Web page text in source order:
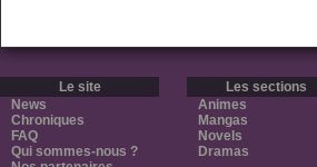
Le site
News
Chroniques
FAQ
Qui sommes-nous ?
Les sections
Animes
Mangas
Novels
Dramas